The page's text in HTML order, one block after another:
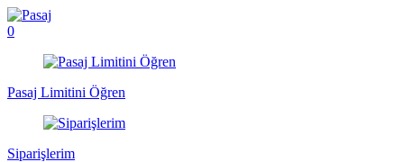
0
Pasaj Limitini Öğren
Siparişlerim